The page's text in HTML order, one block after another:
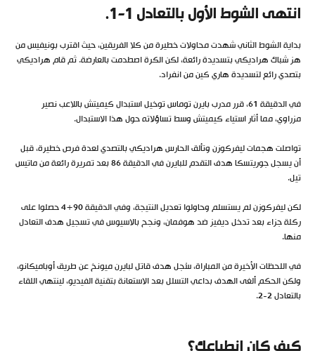
انتهى الشوط الأول بالتعادل 1-1.
بداية الشوط الثاني شهدت محاولات خطيرة من كلا الفريقين، حيث اقترب بونيفيس من
هز شباك هراديكي بتسديدة رائعة، لكن الكرة اصطدمت بالعارضة. ثم قام هراديكي
بتصدي رائع لتسديدة هاري كين من انفراد.
في الدقيقة 61، قرر مدرب بايرن توماس توخيل استبدال كيميتش باللاعب نصير
مزراوي، مما أثار استياء كيميتش وسط تساؤلاته حول هذا الاستبدال.
تواصلت هجمات ليفركوزن وتألق الحارس هراديكي بالتصدي لعدة فرص خطيرة، قبل
أن يسجل جوريتسكا هدف التقدم للبايرن في الدقيقة 86 بعد تمريرة رائعة من ماتيس
تيل.
لكن ليفركوزن لم يستسلم وحاولوا تعديل النتيجة، وفي الدقيقة 90+4 حصلوا على
ركلة جزاء بعد تدخل ديفيز ضد هوفمان، ونجح بالاسيوس في تسجيل هدف التعادل
منها.
في اللحظات الأخيرة من المباراة، سُجل هدف قاتل لبايرن ميونخ عن طريق أوباميكانو،
ولكن الحكم ألغى الهدف بداعي التسلل بعد الاستعانة بتقنية الفيديو، لينتهي اللقاء
بالتعادل 2-2.